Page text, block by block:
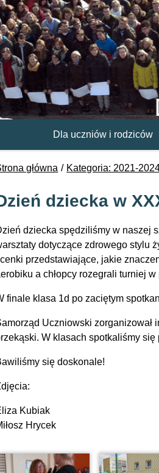
Dla uczniów i rodziców
główna Kategoria: 2021-
dziecka w
dziecka spędziliśmy w naszej
dotyczące zdrowego stylu
przedstawiające, jakie
a chłopcy rozegrali turniej w
finale klasa 1d po zaciętym
Uczniowski zorganizował
W klasach spotkaliśmy się
się doskonale!
Kubiak
Hrycek